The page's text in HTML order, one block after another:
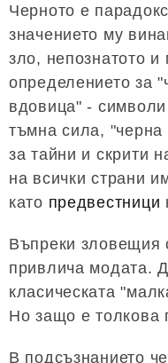
Черното е
значението му
зло, непознатото
определението за
вдовица" -
тъмна сила, "черна
за тайни и скрити
на всички страни
като предвестници
Въпреки зловещия
привлича модата.
класическата
Но защо е толкова
В подсъзнанието